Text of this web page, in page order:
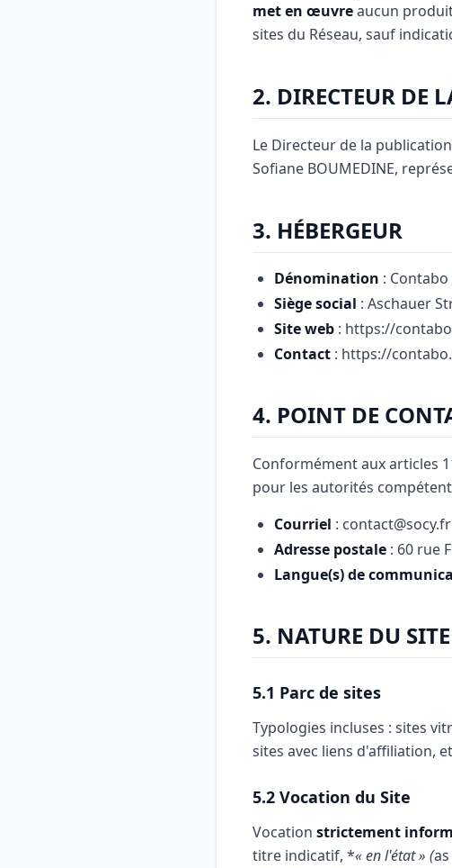
met en œuvreaucun
sites du Réseau, sauf
2. DIRECTEUR DE
Le Directeur de la
Sofiane BOUMEDINE,
3. HÉBERGEUR
Dénomination :
Siège social : Aschauer
Site web : https://
Contact : https://
4. POINT DE
Conformément aux articles
pour les autorités
Courriel : contact@socy.fr
Adresse postale : 60 rue
Langue(s) de
5. NATURE DU
5.1 Parc de sites
Typologies incluses : sites
sites avec liens d'affiliation,
5.2 Vocation du Site
Vocation strictement
titre indicatif, *« en l'état » (